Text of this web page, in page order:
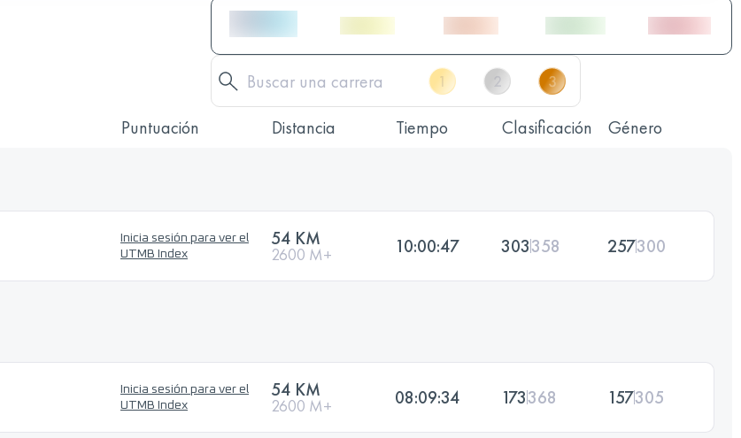
Puntuación Distancia Tiempo Clasificación Género
Inicia sesión para ver el
UTMB Index
54 KM
2600 M+ 10:00:47 303358 257300
Inicia sesión para ver el
UTMB Index
54 KM
2600 M+ 08:09:34 173368 157305